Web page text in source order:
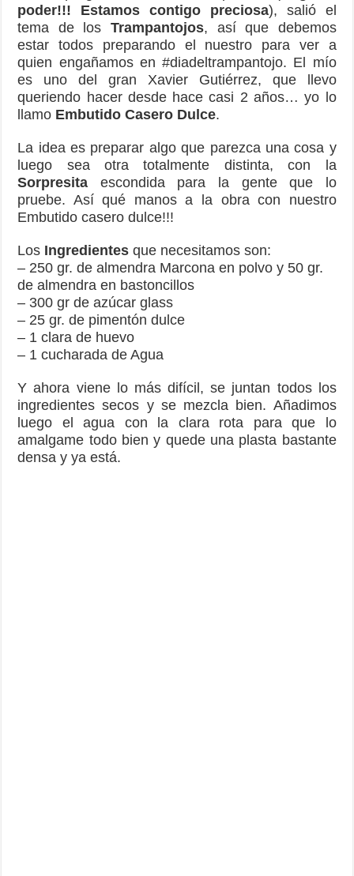
poder!!! Estamos contigo preciosa), salió el
tema de los Trampantojos, así que debemos
estar todos preparando el nuestro para ver a
quien engañamos en #diadeltrampantojo. El mío
es uno del gran Xavier Gutiérrez, que llevo
queriendo hacer desde hace casi 2 años… yo lo
llamo Embutido Casero Dulce.
La idea es preparar algo que parezca una cosa y
luego sea otra totalmente distinta, con la
Sorpresita escondida para la gente que lo
pruebe. Así qué manos a la obra con nuestro
Embutido casero dulce!!!
Los Ingredientes que necesitamos son:
– 250 gr. de almendra Marcona en polvo y 50 gr.
de almendra en bastoncillos
– 300 gr de azúcar glass
– 25 gr. de pimentón dulce
– 1 clara de huevo
– 1 cucharada de Agua
Y ahora viene lo más difícil, se juntan todos los
ingredientes secos y se mezcla bien. Añadimos
luego el agua con la clara rota para que lo
amalgame todo bien y quede una plasta bastante
densa y ya está.